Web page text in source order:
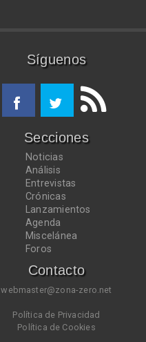
Síguenos
Secciones
Noticias
Análisis
Entrevistas
Crónicas
Lanzamientos
Agenda
Miscelánea
Foros
Contacto
webmaster@zona-zero.net
Política de Privacidad
Política de Cookies